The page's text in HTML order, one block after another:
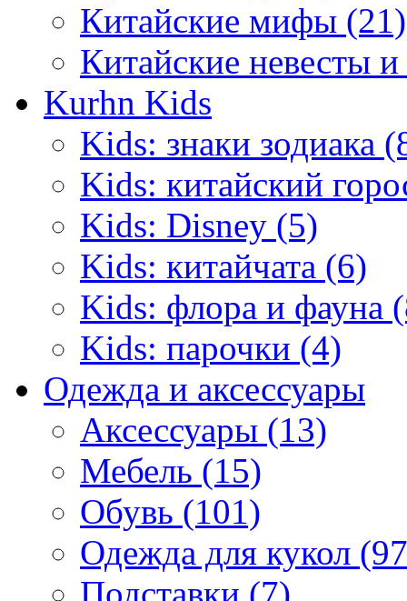
Китайские мифы (21)
Китайские невесты
Kurhn Kids
Kids: знаки зодиака
Kids: китайский
Kids: Disney (5)
Kids: китайчата (6)
Kids: флора и фауна
Kids: парочки (4)
Одежда и аксессуары
Аксессуары (13)
Мебель (15)
Обувь (101)
Одежда для кукол